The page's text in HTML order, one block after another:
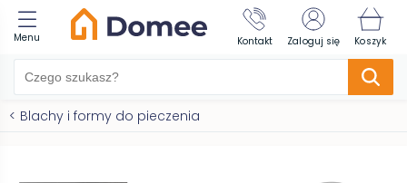
Menu Kontakt Zaloguj się Koszyk
< Blachy i formy do pieczenia